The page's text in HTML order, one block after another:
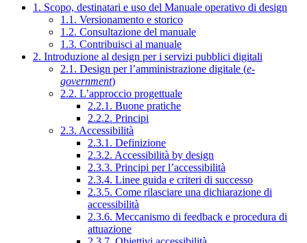
1. Scopo, destinatari e uso del Manuale operativo di design
1.1. Versionamento e storico
1.2. Consultazione del manuale
1.3. Contribuisci al manuale
2. Introduzione al design per i servizi pubblici digitali
2.1. Design per l’amministrazione digitale (e-
government)
2.2. L’approccio progettuale
2.2.1. Buone pratiche
2.2.2. Principi
2.3. Accessibilità
2.3.1. Definizione
2.3.2. Accessibilità by design
2.3.3. Principi per l’accessibilità
2.3.4. Linee guida e criteri di successo
2.3.5. Come rilasciare una dichiarazione di
accessibilità
2.3.6. Meccanismo di feedback e procedura di
attuazione